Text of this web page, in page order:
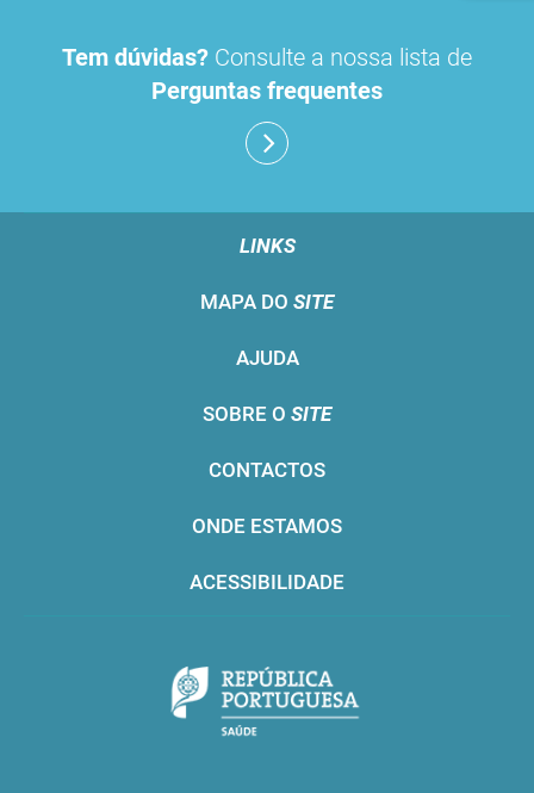
Tem dúvidas? Consulte a nossa lista de
Perguntas frequentes
LINKS
MAPA DO SITE
AJUDA
SOBRE O SITE
CONTACTOS
ONDE ESTAMOS
ACESSIBILIDADE